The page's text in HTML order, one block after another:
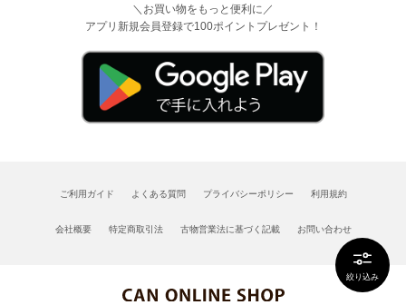
絞り込み
＼お買い物をもっと便利に／
アプリ新規会員登録で100ポイントプレゼント！
ご利用ガイド よくある質問 プライバシーポリシー 利用規約
会社概要 特定商取引法 古物営業法に基づく記載 お問い合わせ